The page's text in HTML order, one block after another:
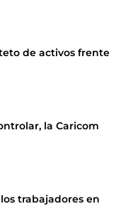
de activos frente
la Caricom
trabajadores en